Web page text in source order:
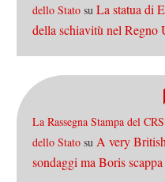
dello Stato su La statua di
della schiavitù nel Regno
La Rassegna Stampa del
dello Stato su A very
sondaggi ma Boris